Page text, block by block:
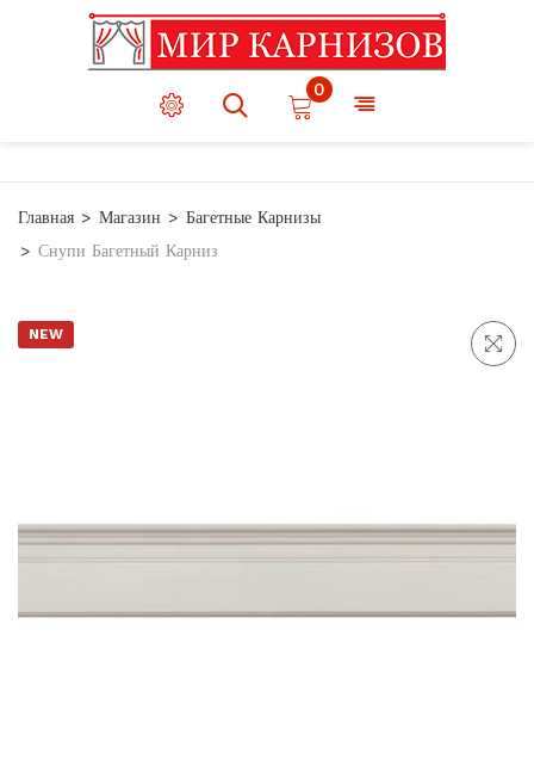
0
Главная Магазин
Багетные Карнизы
Снупи Багетный Карниз
NEW